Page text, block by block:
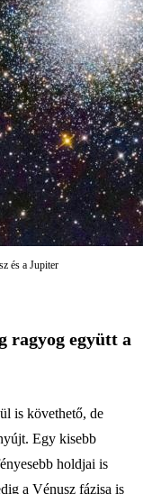
és a Jupiter
ragyog együtt a
is követhető, de
Egy kisebb
holdjai is
a Vénusz fázisa is